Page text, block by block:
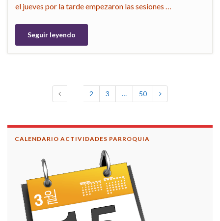
el jueves por la tarde empezaron las sesiones …
Seguir leyendo
2 3 … 50
CALENDARIO ACTIVIDADES PARROQUIA